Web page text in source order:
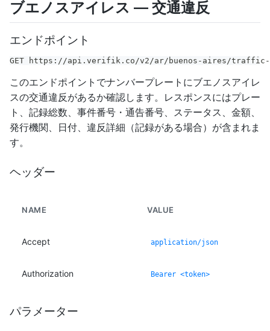
ブエノスアイレス — 交通違反
エンドポイント
GET https://api.verifik.co/v2/ar/buenos-aires/
このエンドポイントでナンバープレートにブエノスアイレ
スの交通違反があるか確認します。レスポンスにはプレー
ト、記録総数、事件番号・通告番号、ステータス、金額、
発行機関、日付、違反詳細（記録がある場合）が含まれま
す。
ヘッダー
NAME VALUE
Accept application/json
Authorization Bearer <token>
パラメーター